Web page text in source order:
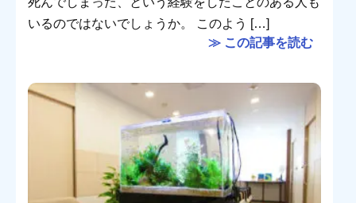
いるのではないでしょうか。 このよう […]
≫ この記事を読む